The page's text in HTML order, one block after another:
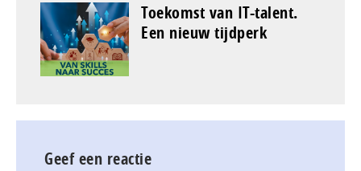
Toekomst van IT-talent.
Een nieuw tijdperk
Geef een reactie